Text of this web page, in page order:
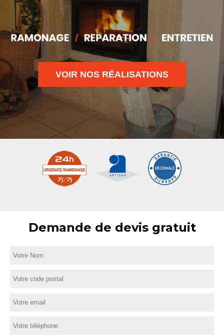
VOIR NOS RÉALISATIONS
Demande de devis gratuit